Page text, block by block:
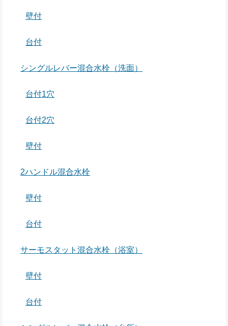
壁付
台付
シングルレバー混合水栓（洗面）
台付1穴
台付2穴
壁付
2ハンドル混合水栓
壁付
台付
サーモスタット混合水栓（浴室）
壁付
台付